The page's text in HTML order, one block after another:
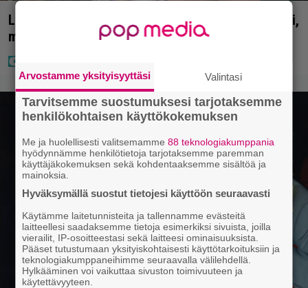
Lapset ostivat isälle lahjaksi arvan – päävoitto tuli,
mutta miten sitten kävikään
Arvostamme yksityisyyttäsi Valintasi
Tarvitsemme suostumuksesi tarjotaksemme
henkilökohtaisen käyttökokemuksen
Me ja huolellisesti valitsemamme88 teknologiakumppania
hyödynnämme henkilötietoja tarjotaksemme paremman
käyttäjäkokemuksen sekä kohdentaaksemme sisältöä ja
mainoksia.
Hyväksymällä suostut tietojesi käyttöön seuraavasti
Käytämme laitetunnisteita ja tallennamme evästeitä
laitteellesi saadaksemme tietoja esimerkiksi sivuista, joilla
vierailit, IP-osoitteestasi sekä laitteesi ominaisuuksista.
Pääset tutustumaan yksityiskohtaisesti käyttötarkoituksiin ja
teknologiakumppaneihimme seuraavalla välilehdellä.
Hylkääminen voi vaikuttaa sivuston toimivuuteen ja
käytettävyyteen.